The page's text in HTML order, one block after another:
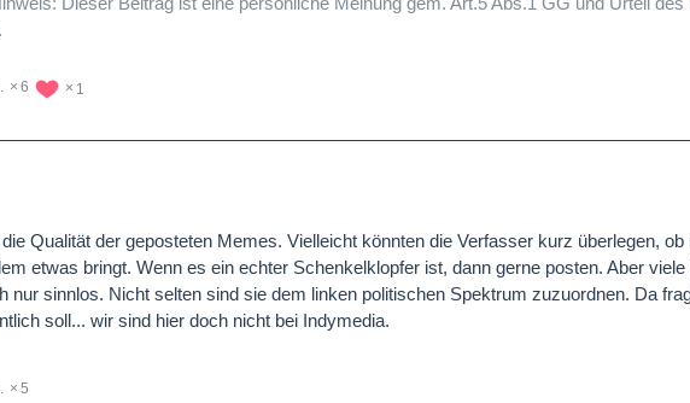
6 1
Qualität der geposteten Memes. Vielleicht könnten die Verfasser kurz überlegen, ob
etwas bringt. Wenn es ein echter Schenkelklopfer ist, dann gerne posten. Aber
nur sinnlos. Nicht selten sind sie dem linken politischen Spektrum zuzuordnen. Da
soll... wir sind hier doch nicht bei Indymedia.
5